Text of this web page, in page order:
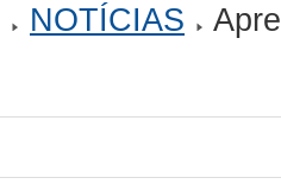
NOTÍCIAS